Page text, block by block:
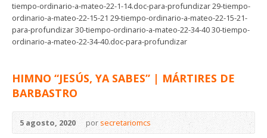
tiempo-ordinario-a-mateo-22-1-14.doc-para-profundizar 29-tiempo-
ordinario-a-mateo-22-15-21 29-tiempo-ordinario-a-mateo-22-15-21-
para-profundizar 30-tiempo-ordinario-a-mateo-22-34-40 30-tiempo-
ordinario-a-mateo-22-34-40.doc-para-profundizar
HIMNO “JESÚS, YA SABES” | MÁRTIRES DE
BARBASTRO
5 agosto, 2020 por secretariomcs